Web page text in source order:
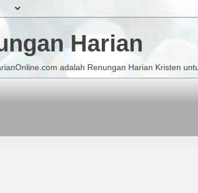
Harian
adalah Renungan Harian Kristen